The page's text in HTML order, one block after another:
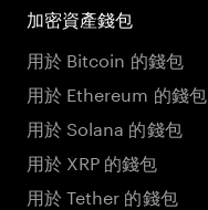
加密資產錢包
用於 Bitcoin 的錢包
用於 Ethereum 的錢包
用於 Solana 的錢包
用於 XRP 的錢包
用於 Tether 的錢包